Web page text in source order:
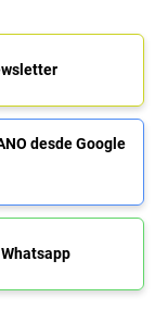
desde Google